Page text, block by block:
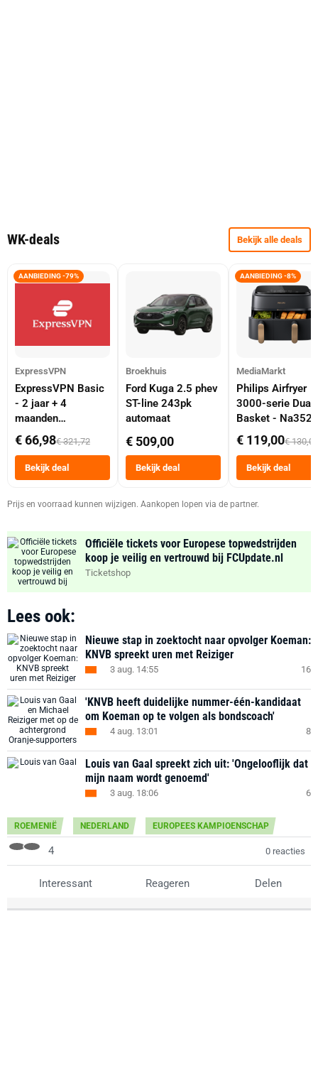
WK-deals Bekijk alle deals
AANBIEDING -79%
ExpressVPN
ExpressVPN Basic
- 2 jaar + 4
maanden
abonnement
€ 66,98€ 321,72
Bekijk deal
Broekhuis
Ford Kuga 2.5 phev
ST-line 243pk
automaat
€ 509,00
Bekijk deal
AANBIEDING -8%
MediaMarkt
Philips Airfryer
3000-serie Dual
Basket -
Dubbele Mand 9
Tot 6 Personen
Heteluchtfriteuse
Zwart
€ 119,00€ 130,00
Bekijk deal
Prijs en voorraad kunnen wijzigen. Aankopen lopen via de partner.
Officiële tickets voor Europese topwedstrijden
koop je veilig en vertrouwd bij FCUpdate.nl
Ticketshop
Lees ook:
Nieuwe stap in zoektocht naar opvolger Koeman:
KNVB spreekt uren met Reiziger
3 aug. 14:55 16
'KNVB heeft duidelijke nummer-één-kandidaat
om Koeman op te volgen als bondscoach'
4 aug. 13:01 8
Louis van Gaal spreekt zich uit: 'Ongelooflijk dat
mijn naam wordt genoemd'
3 aug. 18:06 6
ROEMENIË NEDERLAND EUROPEES KAMPIOENSCHAP
4 0 reacties
Interessant Reageren Delen